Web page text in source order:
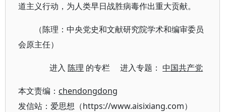
道主义行动，为人类早日战胜病毒作出重大贡献。
（陈理：中央党史和文献研究院学术和编审委员
会原主任）
进入陈理 的专栏 进入专题：中国共产党
本文责编： chendongdong
发信站：爱思想（https://www.aisixiang.com）